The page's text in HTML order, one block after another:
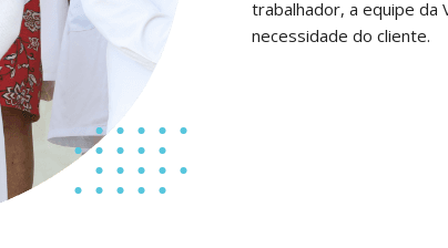
trabalhador, a equipe da
necessidade do cliente.